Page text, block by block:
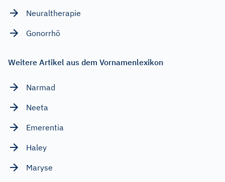
Neuraltherapie
Gonorrhö
Weitere Artikel aus dem Vornamenlexikon
Narmad
Neeta
Emerentia
Haley
Maryse